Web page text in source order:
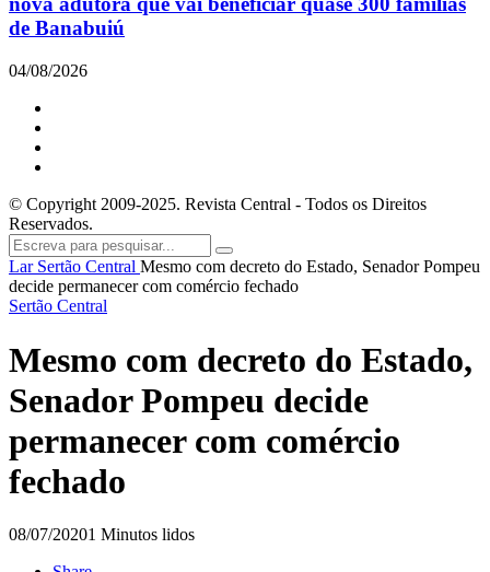
de Banabuiú
04/08/2026
© Copyright 2009-2025. Revista Central - Todos os Direitos
Reservados.
Lar Sertão Central Mesmo com decreto do Estado, Senador Pompeu
decide permanecer com comércio fechado
Sertão Central
Mesmo com decreto do Estado,
Senador Pompeu decide
permanecer com comércio
fechado
08/07/20201 Minutos lidos